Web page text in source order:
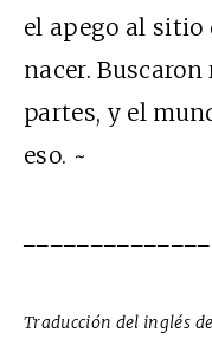
el apego al sitio
nacer.
partes, y el
eso. ~
Traducción del inglés